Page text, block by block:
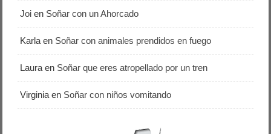
Joi en Soñar con un Ahorcado
Karla en Soñar con animales prendidos en fuego
Laura en Soñar que eres atropellado por un tren
Virginia en Soñar con niños vomitando